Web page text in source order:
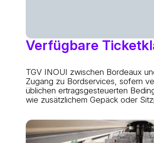
Verfügbare
TGV INOUI zwischen Bordeaux
Zugang zu Bordservices, sofern
üblichen ertragsgesteuerten
wie zusätzlichem Gepäck oder